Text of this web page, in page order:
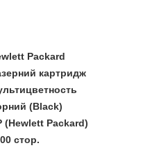
Packard
картридж
(Black)
(Hewlett Packard)
стор.